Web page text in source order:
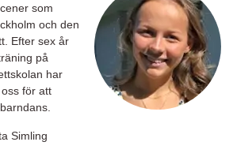
som
och den
Efter sex år
på
har
för att
Simling